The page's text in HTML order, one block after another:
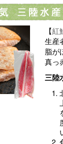
【紅
生産
脂が
真っ
三陸